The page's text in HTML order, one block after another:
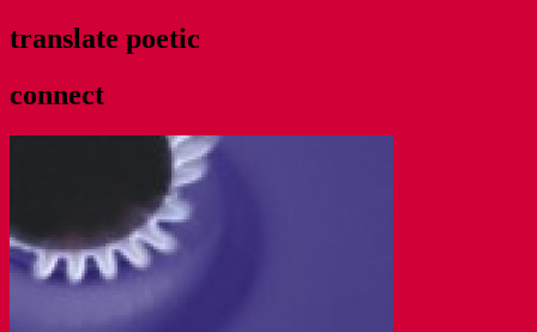
translate poetic
connect